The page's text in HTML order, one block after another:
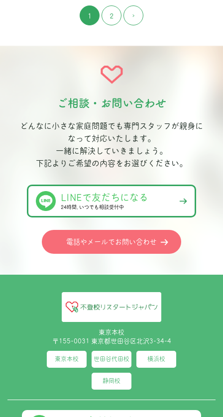
1 2 ›
ご相談・お問い合わせ
どんなに小さな家庭問題でも専門スタッフが親身に
なって対応いたします。
一緒に解決していきましょう。
下記よりご希望の内容をお選びください。
LINEで友だちになる
24時間､いつでも相談受付中
電話やメールでお問い合わせ
東京本校
〒155-0031 東京都世田谷区北沢3-34-4
東京本校 世田谷代田校 横浜校
静岡校